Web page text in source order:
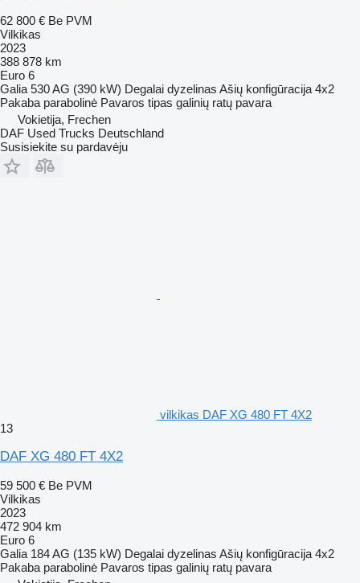
62 800 € Be PVM
Vilkikas
2023
388 878 km
Euro 6
Galia 530 AG (390 kW) Degalai dyzelinas Ašių konfigūracija 4x2
Pakaba parabolinė Pavaros tipas galinių ratų pavara
Vokietija, Frechen
DAF Used Trucks Deutschland
Susisiekite su pardavėju
vilkikas DAF XG 480 FT 4X2
13
DAF XG 480 FT 4X2
59 500 € Be PVM
Vilkikas
2023
472 904 km
Euro 6
Galia 184 AG (135 kW) Degalai dyzelinas Ašių konfigūracija 4x2
Pakaba parabolinė Pavaros tipas galinių ratų pavara